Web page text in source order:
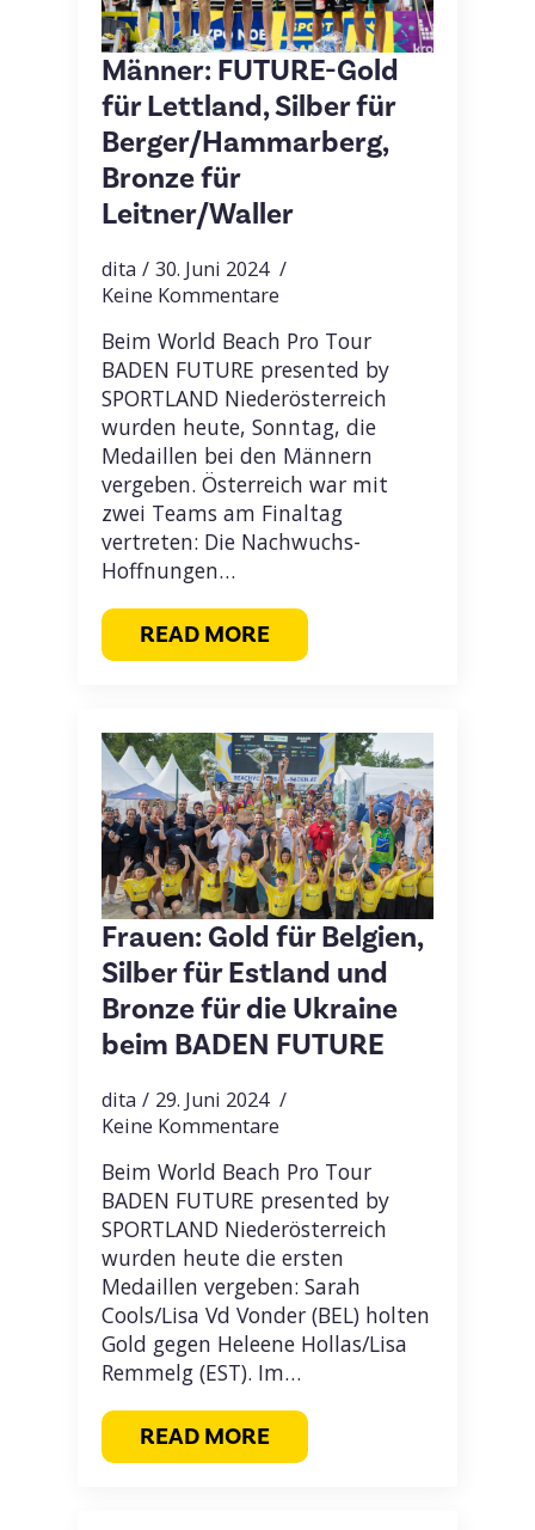
Männer: FUTURE-Gold
für Lettland, Silber für
Berger/Hammarberg,
Bronze für
Leitner/Waller
dita
30. Juni 2024
Keine Kommentare
Beim World Beach Pro Tour
BADEN FUTURE presented by
SPORTLAND Niederösterreich
wurden heute, Sonntag, die
Medaillen bei den Männern
vergeben. Österreich war mit
zwei Teams am Finaltag
vertreten: Die Nachwuchs-
Hoffnungen…
READ MORE
Frauen: Gold für Belgien,
Silber für Estland und
Bronze für die Ukraine
beim BADEN FUTURE
dita
29. Juni 2024
Keine Kommentare
Beim World Beach Pro Tour
BADEN FUTURE presented by
SPORTLAND Niederösterreich
wurden heute die ersten
Medaillen vergeben: Sarah
Cools/Lisa Vd Vonder (BEL) holten
Gold gegen Heleene Hollas/Lisa
Remmelg (EST). Im…
READ MORE